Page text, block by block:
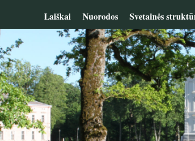
Laiškai Nuorodos Svetainės